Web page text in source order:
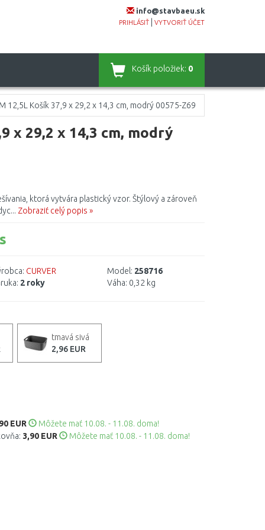
info@stavbaeu.sk
PRIHLÁSIŤ VYTVORIŤ ÚČET
Košík položiek: 0
M 12,5L Košík 37,9 x 29,2 x 14,3 cm, modrý 00575-Z69
x 29,2 x 14,3 cm, modrý
ktorá vytvára plastický vzor. Štýlový a zároveň
Zobraziť celý popis »
CURVER
2 roky
Model: 258716
Váha: 0,32 kg
tmavá sivá
2,96 EUR
EUR
Môžete mať 10.08. - 11.08. doma!
3,90 EUR Môžete mať 10.08. - 11.08. doma!